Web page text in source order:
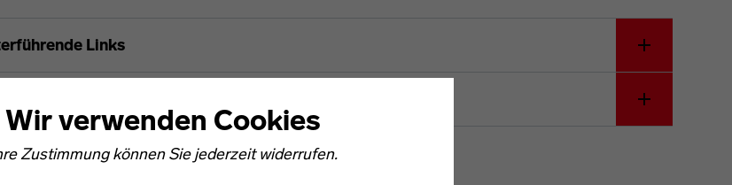
Wir verwenden Cookies
Zustimmung können Sie jederzeit widerrufen.
Becker
Links